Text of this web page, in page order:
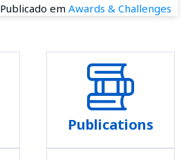
Publicado em Awards & Challenges
Publications